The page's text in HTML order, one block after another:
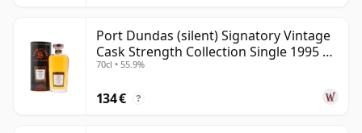
Port Dundas (silent) Signatory Vintage
Cask Strength Collection Single 1995 30
años
70cl • 55.9%
134 € ?